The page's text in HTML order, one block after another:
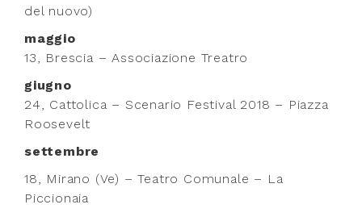
del nuovo)
maggio
13, Brescia – Associazione Treatro
giugno
24, Cattolica – Scenario Festival 2018 – Piazza
Roosevelt
settembre
18, Mirano (Ve) – Teatro Comunale – La
Piccionaia